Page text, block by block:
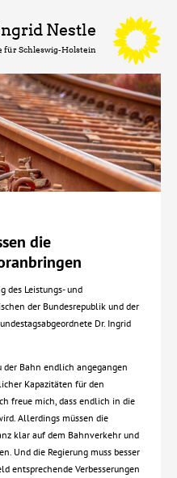
Nestle
für Schleswig-Holstein
die
des Leistungs- und
der Bundesrepublik und der
Dr. Ingrid
der Bahn endlich angegangen
Kapazitäten für den
freue mich, dass endlich in die
Allerdings müssen die
klar auf dem Bahnverkehr und
Und die Regierung muss besser
entsprechende Verbesserungen